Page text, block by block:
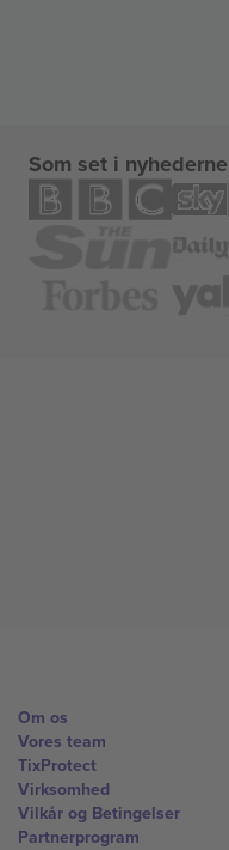
Som set i nyhederne
Om os
Vores team
TixProtect
Virksomhed
Vilkår og Betingelser
Partnerprogram